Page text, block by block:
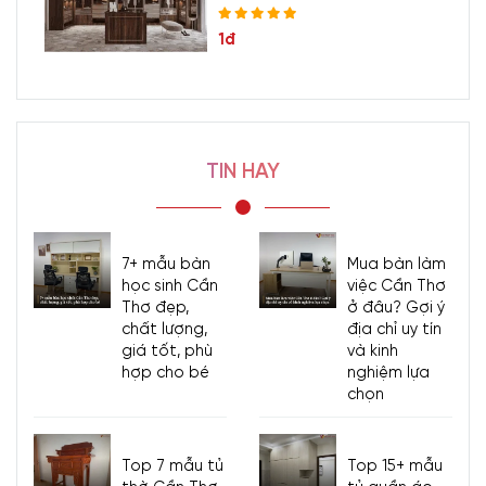
1đ
TIN HAY
7+ mẫu bàn
học sinh Cần
Thơ đẹp,
chất lượng,
giá tốt, phù
hợp cho bé
Mua bàn làm
việc Cần Thơ
ở đâu? Gợi ý
địa chỉ uy tín
và kinh
nghiệm lựa
chọn
Top 7 mẫu tủ
Top 15+ mẫu